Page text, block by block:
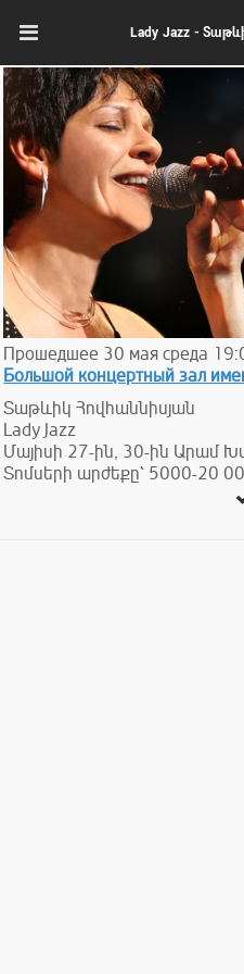
Lady Jazz -
Прошедшее 30 мая среда
Большой концертный зал
Տաթևիկ Հովհաննիսյան
Lady Jazz
Մայիսի 27-ին, 30-ին Արամ
Տոմսերի արժեքը՝ 5000-20